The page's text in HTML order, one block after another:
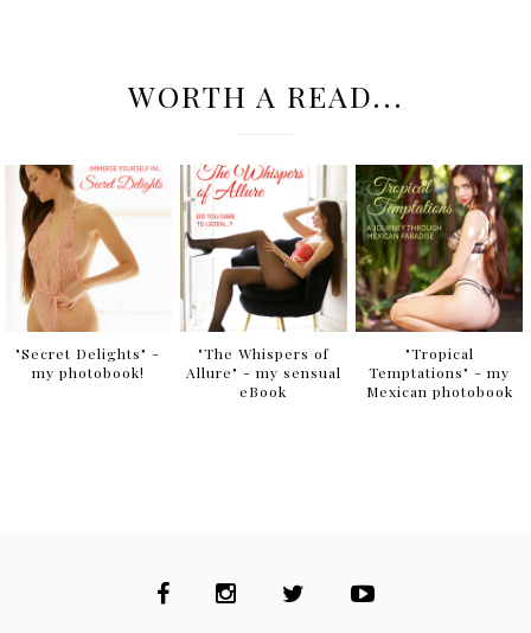
WORTH A READ...
"Secret Delights" -
my photobook!
"The Whispers of
Allure" - my sensual
eBook
"Tropical
Temptations" - my
Mexican photobook